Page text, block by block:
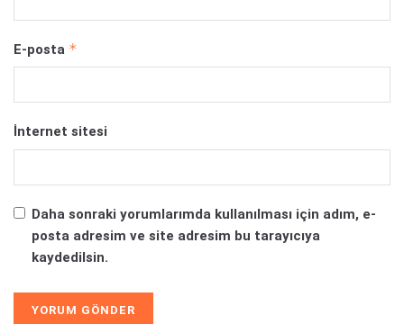
E-posta *
İnternet sitesi
Daha sonraki yorumlarımda kullanılması için adım, e-
posta adresim ve site adresim bu tarayıcıya
kaydedilsin.